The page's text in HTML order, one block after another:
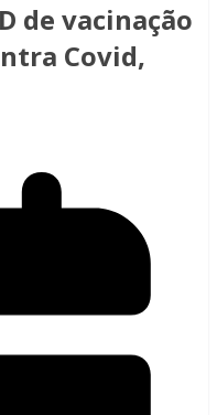
de vacinação
Covid,